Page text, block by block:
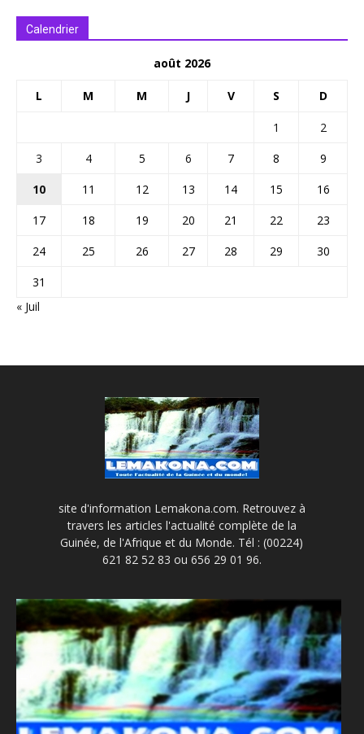
Calendrier
août 2026
L M M J V S D
1
2
3
4 5 6 7 8
9
10
11 12 13 14 15
16
17
18 19 20 21 22
23
24
25 26 27 28 29
30
31
« Juil
site d'information Lemakona.com. Retrouvez à
travers les articles l'actualité complète de la
Guinée, de l'Afrique et du Monde. Tél : (00224)
621 82 52 83 ou 656 29 01 96.